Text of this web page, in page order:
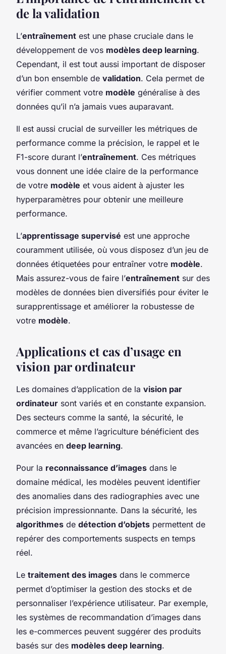
de la validation
L’entraînement est une phase cruciale dans le
développement de vos modèles deep learning.
Cependant, il est tout aussi important de disposer
d’un bon ensemble de validation. Cela permet de
vérifier comment votre modèle généralise à des
données qu’il n’a jamais vues auparavant.
Il est aussi crucial de surveiller les métriques de
performance comme la précision, le rappel et le
F1-score durant l’entraînement. Ces métriques
vous donnent une idée claire de la performance
de votre modèle et vous aident à ajuster les
hyperparamètres pour obtenir une meilleure
performance.
L’apprentissage supervisé est une approche
couramment utilisée, où vous disposez d’un jeu de
données étiquetées pour entraîner votre modèle.
Mais assurez-vous de faire l’entraînement sur des
modèles de données bien diversifiés pour éviter le
surapprentissage et améliorer la robustesse de
votre modèle.
Applications et cas d’usage en
vision par ordinateur
Les domaines d’application de la vision par
ordinateur sont variés et en constante expansion.
Des secteurs comme la santé, la sécurité, le
commerce et même l’agriculture bénéficient des
avancées en deep learning.
Pour la reconnaissance d’images dans le
domaine médical, les modèles peuvent identifier
des anomalies dans des radiographies avec une
précision impressionnante. Dans la sécurité, les
algorithmes de détection d’objets permettent de
repérer des comportements suspects en temps
réel.
Le traitement des images dans le commerce
permet d’optimiser la gestion des stocks et de
personnaliser l’expérience utilisateur. Par exemple,
les systèmes de recommandation d’images dans
les e-commerces peuvent suggérer des produits
basés sur des modèles deep learning.